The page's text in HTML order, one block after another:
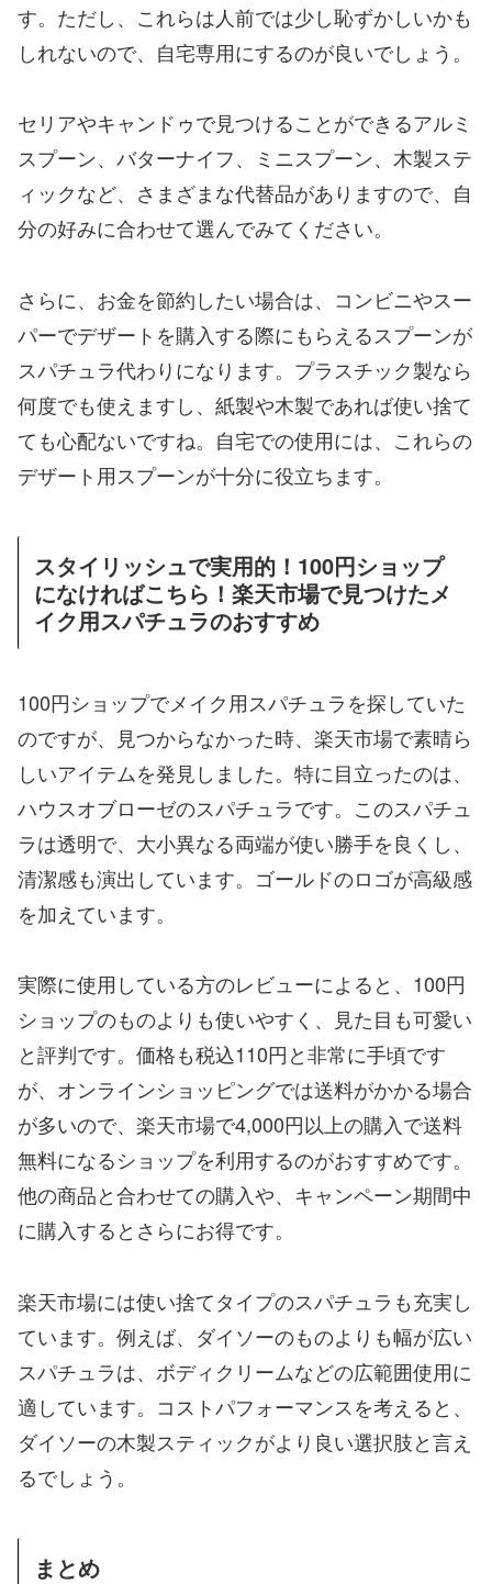
す。ただし、これらは人前では少し恥ずかしいかも
しれないので、自宅専用にするのが良いでしょう。
セリアやキャンドゥで見つけることができるアルミ
スプーン、バターナイフ、ミニスプーン、木製ステ
ィックなど、さまざまな代替品がありますので、自
分の好みに合わせて選んでみてください。
さらに、お金を節約したい場合は、コンビニやスー
パーでデザートを購入する際にもらえるスプーンが
スパチュラ代わりになります。プラスチック製なら
何度でも使えますし、紙製や木製であれば使い捨て
ても心配ないですね。自宅での使用には、これらの
デザート用スプーンが十分に役立ちます。
スタイリッシュで実用的！100円ショップ
になければこちら！楽天市場で見つけたメ
イク用スパチュラのおすすめ
100円ショップでメイク用スパチュラを探していた
のですが、見つからなかった時、楽天市場で素晴ら
しいアイテムを発見しました。特に目立ったのは、
ハウスオブローゼのスパチュラです。このスパチュ
ラは透明で、大小異なる両端が使い勝手を良くし、
清潔感も演出しています。ゴールドのロゴが高級感
を加えています。
実際に使用している方のレビューによると、100円
ショップのものよりも使いやすく、見た目も可愛い
と評判です。価格も税込110円と非常に手頃です
が、オンラインショッピングでは送料がかかる場合
が多いので、楽天市場で4,000円以上の購入で送料
無料になるショップを利用するのがおすすめです。
他の商品と合わせての購入や、キャンペーン期間中
に購入するとさらにお得です。
楽天市場には使い捨てタイプのスパチュラも充実し
ています。例えば、ダイソーのものよりも幅が広い
スパチュラは、ボディクリームなどの広範囲使用に
適しています。コストパフォーマンスを考えると、
ダイソーの木製スティックがより良い選択肢と言え
るでしょう。
まとめ